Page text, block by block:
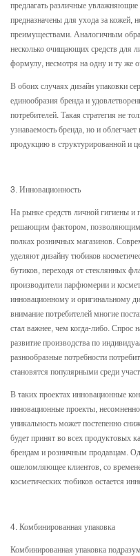
предлагать различные увлажняющие
предназначены для ухода за кожей,
преимуществами. Аналогичным
несколько очищающих средств для
формулу, несмотря на одну и ту
В обоих случаях дизайн упаковки
единообразия бренда и
потребителей. Такая стратегия не
узнаваемость бренда, но и
продукцию в структурированной и
3. Инновационность
На рынке средств личной гигиены
решающим фактором, позволяющим
полках розничных магазинов.
уделяют дизайну тюбиков
бутиков, переходя от стеклянных
производители парфюмерии и
инновационному и оригинальному
внимание потребителей многие
стал важнее, чем когда-либо. Спрос
развитие производства по
разнообразные потребности
становятся популярными среди
В таких проектах инновационные
инновационные проекты,
уникальность может постепенно
будет принят во всех продуктовых
брендам и розничным продавцам.
ошеломляющее клиентов, со
косметических тюбиков остается
4. Комбинированная упаковка
Комбинированная упаковка